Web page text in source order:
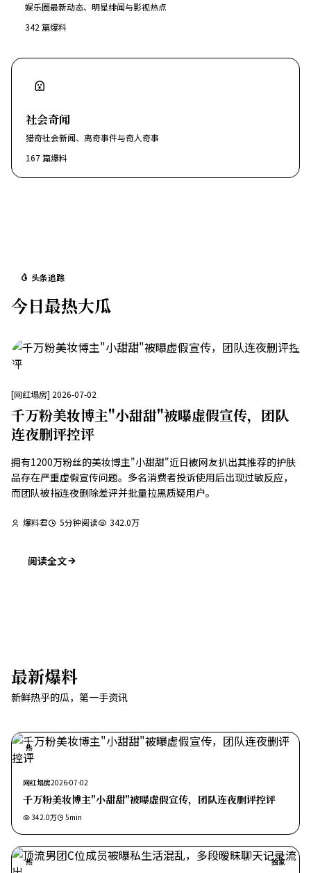
娱乐圈最新动态、明星绯闻与影视热点
342 篇爆料
社会奇闻
猎奇社会新闻、离奇事件与奇人奇事
167篇爆料
头条追踪
今日最热大瓜
[网红塌房] 2026-07-02
千万粉美妆博主"小甜甜"被曝虚假宣传，团队
连夜删评控评
拥有1200万粉丝的美妆博主"小甜甜"近日被网友扒出其推荐的护肤
品存在严重虚假宣传问题。多名消费者投诉使用后出现过敏反应，
而团队被指连夜删除差评并批量拉黑质疑用户。
爆料君 5分钟阅读 342.0万
阅读全文
最新爆料
新鲜热乎的瓜，第一手资讯
热
网红塌房2026-07-02
千万粉美妆博主"小甜甜"被曝虚假宣传，团队连夜删评控评
342.0万 5min
热 独家